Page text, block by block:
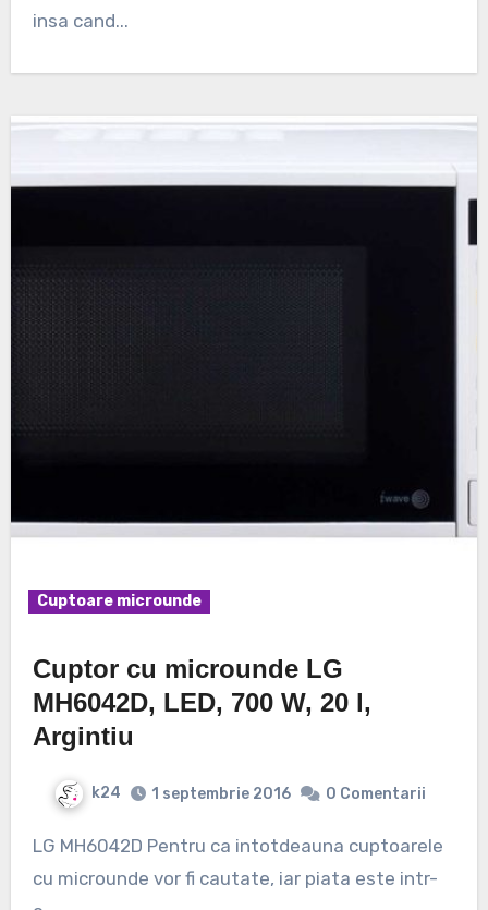
insa cand...
Cuptoare microunde
Cuptor cu microunde LG
MH6042D, LED, 700 W, 20 l,
Argintiu
k24 1 septembrie 2016 0 Comentarii
LG MH6042D Pentru ca intotdeauna cuptoarele
cu microunde vor fi cautate, iar piata este intr-